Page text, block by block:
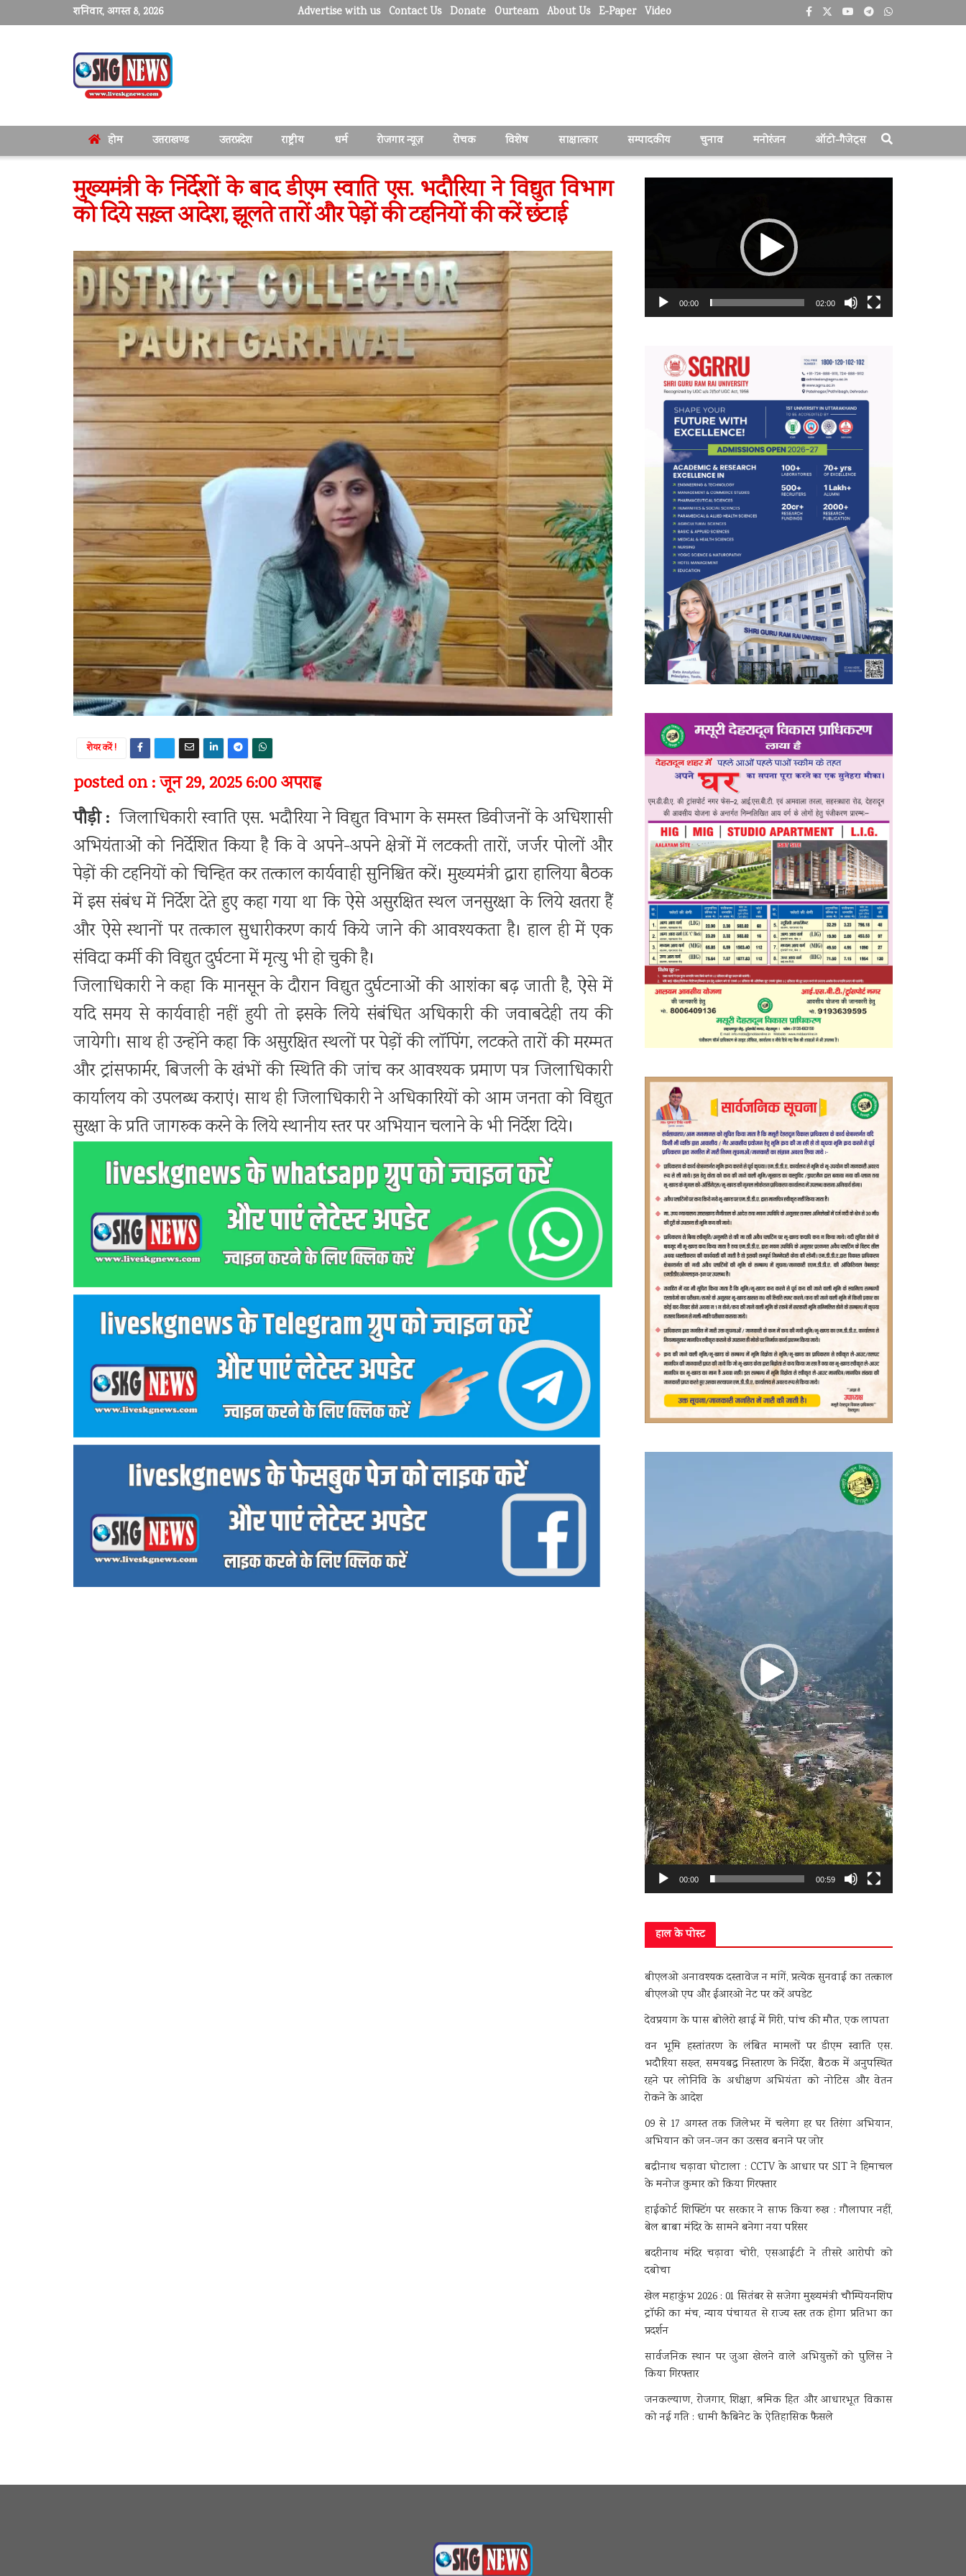
शनिवार, अगस्त 8, 2026 Advertise with us Contact Us Donate Ourteam About Us E-Paper Video
होम उत्तराखण्ड उत्तरप्रदेश राष्ट्रीय धर्म रोजगार न्यूज़ रोचक विशेष साक्षात्कार सम्पादकीय चुनाव मनोरंजन ऑटो-गैजेट्स
मुख्यमंत्री के निर्देशों के बाद डीएम स्वाति एस. भदौरिया ने विद्युत विभाग
को दिये सख़्त आदेश, झूलते तारों और पेड़ों की टहनियों की करें छंटाई
शेयर करें !
posted on : जून 29, 2025 6:00 अपराह्न
पौड़ी : जिलाधिकारी स्वाति एस. भदौरिया ने विद्युत विभाग के समस्त डिवीजनों के अधिशासी
अभियंताओं को निर्देशित किया है कि वे अपने-अपने क्षेत्रों में लटकती तारों, जर्जर पोलों और
पेड़ों की टहनियों को चिन्हित कर तत्काल कार्यवाही सुनिश्चित करें। मुख्यमंत्री द्वारा हालिया बैठक
में इस संबंध में निर्देश देते हुए कहा गया था कि ऐसे असुरक्षित स्थल जनसुरक्षा के लिये खतरा हैं
और ऐसे स्थानों पर तत्काल सुधारीकरण कार्य किये जाने की आवश्यकता है। हाल ही में एक
संविदा कर्मी की विद्युत दुर्घटना में मृत्यु भी हो चुकी है।
जिलाधिकारी ने कहा कि मानसून के दौरान विद्युत दुर्घटनाओं की आशंका बढ़ जाती है, ऐसे में
यदि समय से कार्यवाही नहीं हुयी तो इसके लिये संबंधित अधिकारी की जवाबदेही तय की
जायेगी। साथ ही उन्होंने कहा कि असुरक्षित स्थलों पर पेड़ों की लॉपिंग, लटकते तारों की मरम्मत
और ट्रांसफार्मर, बिजली के खंभों की स्थिति की जांच कर आवश्यक प्रमाण पत्र जिलाधिकारी
कार्यालय को उपलब्ध कराएं। साथ ही जिलाधिकारी ने अधिकारियों को आम जनता को विद्युत
सुरक्षा के प्रति जागरुक करने के लिये स्थानीय स्तर पर अभियान चलाने के भी निर्देश दिये।
00:00 02:00
00:00 00:59
हाल के पोस्ट
बीएलओ अनावश्यक दस्तावेज न मांगें, प्रत्येक सुनवाई का तत्काल
बीएलओ एप और ईआरओ नेट पर करें अपडेट
देवप्रयाग के पास बोलेरो खाई में गिरी, पांच की मौत, एक लापता
वन भूमि हस्तांतरण के लंबित मामलों पर डीएम स्वाति एस.
भदौरिया सख्त, समयबद्ध निस्तारण के निर्देश, बैठक में अनुपस्थित
रहने पर लोनिवि के अधीक्षण अभियंता को नोटिस और वेतन
रोकने के आदेश
09 से 17 अगस्त तक जिलेभर में चलेगा हर घर तिरंगा अभियान,
अभियान को जन-जन का उत्सव बनाने पर जोर
बद्रीनाथ चढ़ावा घोटाला : CCTV के आधार पर SIT ने हिमाचल
के मनोज कुमार को किया गिरफ्तार
हाईकोर्ट शिफ्टिंग पर सरकार ने साफ किया रुख : गौलापार नहीं,
बेल बाबा मंदिर के सामने बनेगा नया परिसर
बदरीनाथ मंदिर चढ़ावा चोरी, एसआईटी ने तीसरे आरोपी को
दबोचा
खेल महाकुंभ 2026 : 01 सितंबर से सजेगा मुख्यमंत्री चौम्पियनशिप
ट्रॉफी का मंच, न्याय पंचायत से राज्य स्तर तक होगा प्रतिभा का
प्रदर्शन
सार्वजनिक स्थान पर जुआ खेलने वाले अभियुक्तों को पुलिस ने
किया गिरफ्तार
जनकल्याण, रोजगार, शिक्षा, श्रमिक हित और आधारभूत विकास
को नई गति : धामी कैबिनेट के ऐतिहासिक फैसले